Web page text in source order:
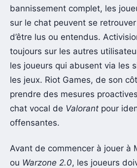
bannissement complet, les
sur le chat peuvent se
d’être lus ou entendus.
toujours sur les autres
les joueurs qui abusent via les
les jeux. Riot Games, de son
prendre des mesures
chat vocal de Valorant pour
offensantes.
Avant de commencer à jouer à
ou Warzone 2.0, les joueurs